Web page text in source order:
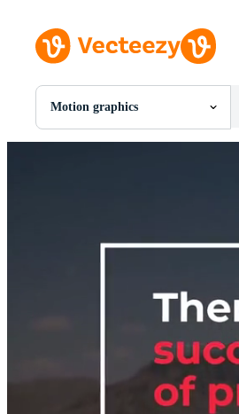
Motion graphics
Alle Afbeeldingen
Vectoren
Redactionele Afbeeldingen
Redactionele Evenementen